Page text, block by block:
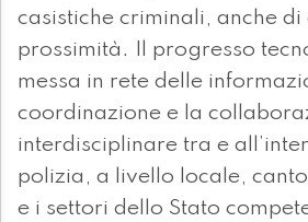
casistiche criminali, anche di
prossimità. Il progresso
messa in rete delle
coordinazione e la
interdisciplinare tra e
polizia, a livello locale,
e i settori dello Stato